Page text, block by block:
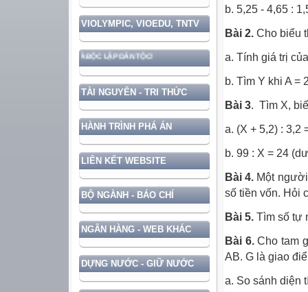
VIOLYMPIC, VIOEDU, TNTV
VÀ ĐỘC LẬP DÂN TỘC!
TÀI NGUYÊN - TRI THỨC
HÀNH TRÌNH PHÁ ÁN
LIÊN KẾT WEBSITE
BỘ NGÀNH - BÁO CHÍ
NGÂN HÀNG - WEB KHÁC
DỰNG NƯỚC - GIỮ NƯỚC
b. 5,25 - 4,65 :
Bài 2. Cho biểu
a. Tính giá trị
b. Tìm Y khi A =
Bài 3. Tìm X,
a. (X + 5,2) : 3,2
b. 99 : X = 24
Bài 4. Một
số tiền vốn. Hỏi
Bài 5. Tìm số tự
Bài 6.Cho tam
AB. G là giao
a. So sánh diện